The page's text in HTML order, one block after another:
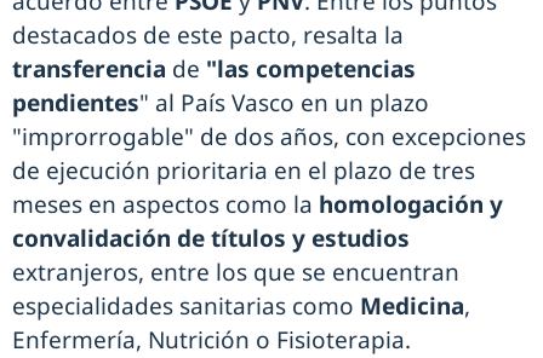
destacados de este pacto, resalta la
transferencia de "las competencias
pendientes" al País Vasco en un plazo
"improrrogable" de dos años, con excepciones
de ejecución prioritaria en el plazo de tres
meses en aspectos como la homologación y
convalidación de títulos y estudios
extranjeros, entre los que se encuentran
especialidades sanitarias como Medicina,
Enfermería, Nutrición o Fisioterapia.